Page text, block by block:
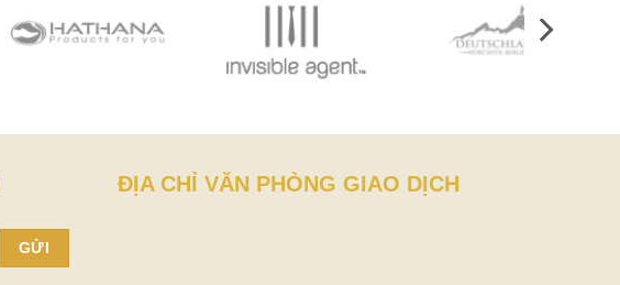
ĐỊA CHỈ VĂN PHÒNG GIAO DỊCH